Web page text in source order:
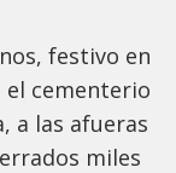
festivo en
el cementerio
a las afueras
miles